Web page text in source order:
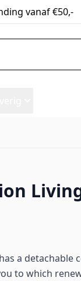
vanaf €50,-
a detachable
to which